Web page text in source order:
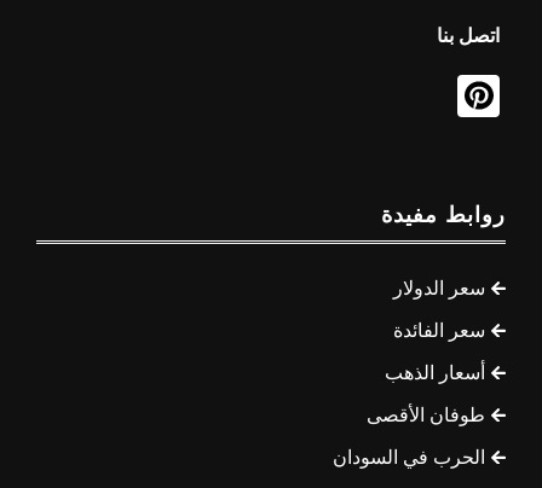
اتصل بنا
روابط مفيدة
سعر الدولار
سعر الفائدة
أسعار الذهب
طوفان الأقصى
الحرب في السودان